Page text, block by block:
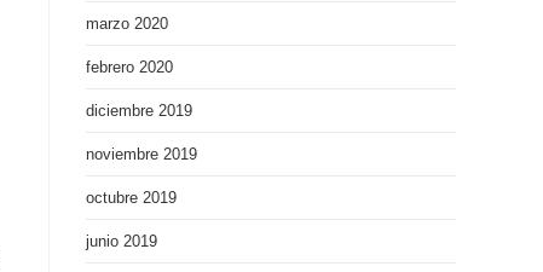
marzo 2020
febrero 2020
diciembre 2019
noviembre 2019
octubre 2019
junio 2019